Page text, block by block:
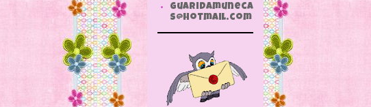
guaridamuneca
s@hotmail.com